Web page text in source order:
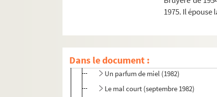
1975. Il épouse
Dans le document :
Le roi des balcons (1980)
Le mal court (mars 1982)
Un parfum de miel (1982)
Le mal court (septembre 1982)